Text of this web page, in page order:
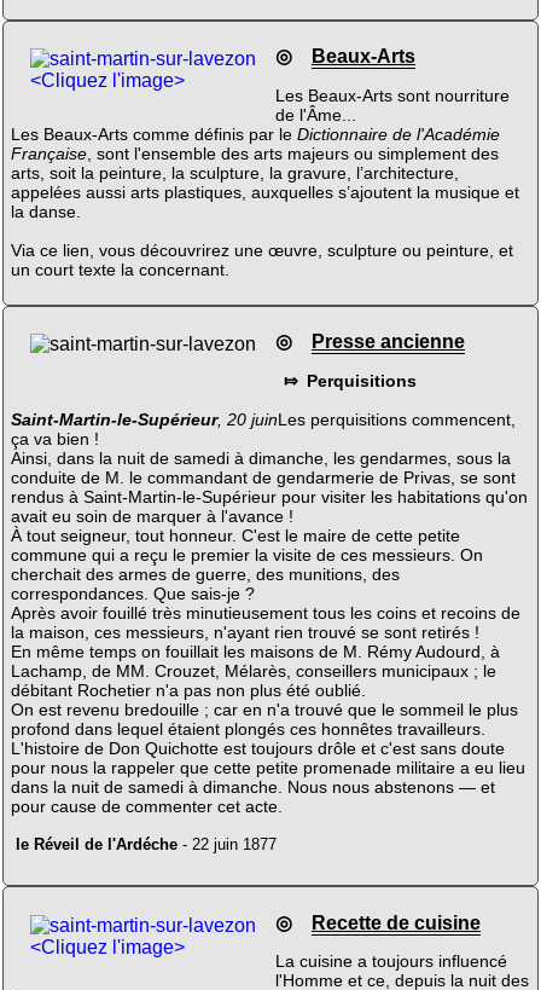
<Cliquez l'image>
◎ Beaux-Arts
Les Beaux-Arts sont nourriture
de l'Âme...
Les Beaux-Arts comme définis par le Dictionnaire de l'Académie
Française, sont l'ensemble des arts majeurs ou simplement des
arts, soit la peinture, la sculpture, la gravure, l’architecture,
appelées aussi arts plastiques, auxquelles s’ajoutent la musique et
la danse.
Via ce lien, vous découvrirez une œuvre, sculpture ou peinture, et
un court texte la concernant.
◎ Presse ancienne
⤇ Perquisitions
Saint-Martin-le-Supérieur, 20 juinLes perquisitions commencent,
ça va bien !
Ainsi, dans la nuit de samedi à dimanche, les gendarmes, sous la
conduite de M. le commandant de gendarmerie de Privas, se sont
rendus à Saint-Martin-le-Supérieur pour visiter les habitations qu'on
avait eu soin de marquer à l'avance !
À tout seigneur, tout honneur. C'est le maire de cette petite
commune qui a reçu le premier la visite de ces messieurs. On
cherchait des armes de guerre, des munitions, des
correspondances. Que sais-je ?
Après avoir fouillé très minutieusement tous les coins et recoins de
la maison, ces messieurs, n'ayant rien trouvé se sont retirés !
En même temps on fouillait les maisons de M. Rémy Audourd, à
Lachamp, de MM. Crouzet, Mélarès, conseillers municipaux ; le
débitant Rochetier n'a pas non plus été oublié.
On est revenu bredouille ; car en n'a trouvé que le sommeil le plus
profond dans lequel étaient plongés ces honnêtes travailleurs.
L'histoire de Don Quichotte est toujours drôle et c'est sans doute
pour nous la rappeler que cette petite promenade militaire a eu lieu
dans la nuit de samedi à dimanche. Nous nous abstenons — et
pour cause de commenter cet acte.
le Réveil de l'Ardéche - 22 juin 1877
<Cliquez l'image>
◎ Recette de cuisine
La cuisine a toujours influencé
l'Homme et ce, depuis la nuit des